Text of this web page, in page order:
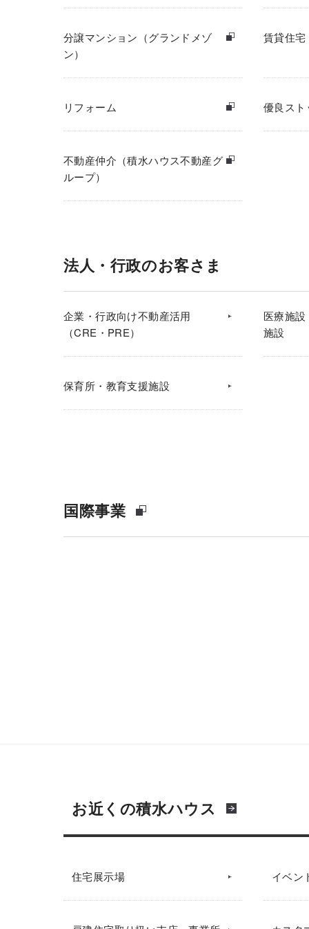
分譲マンション（グランドメゾ
ン）
賃貸住
リフォーム 優良ス
不動産仲介（積水ハウス不動産グ
ループ）
法人・行政のお客さま
企業・行政向け不動産活用
（CRE・PRE）
医療施
施設
保育所・教育支援施設
国際事業
お近くの積水ハウス
住宅展示場 イベン